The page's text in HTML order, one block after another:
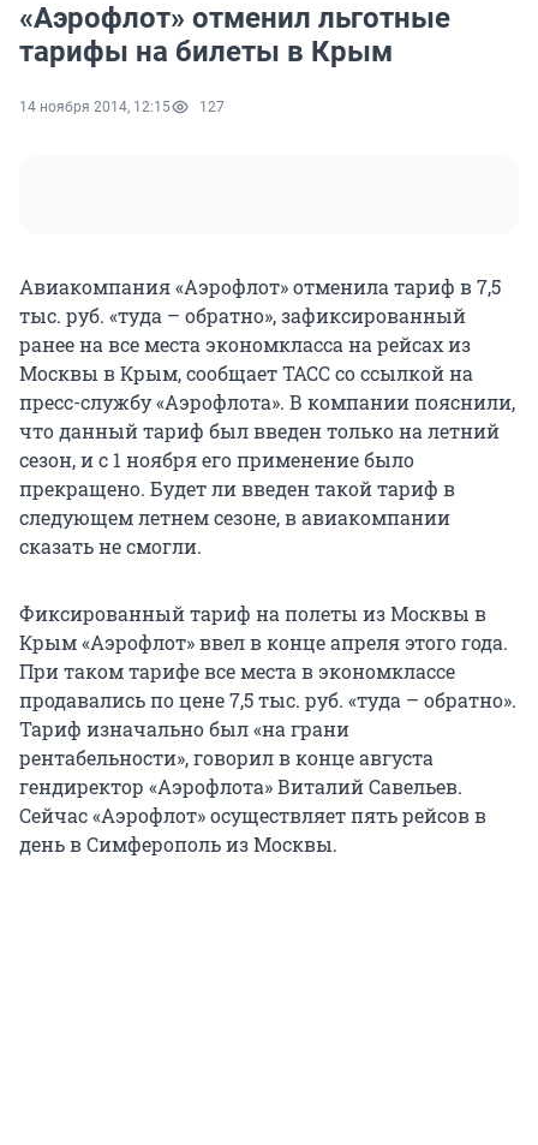
«Аэрофлот» отменил льготные
тарифы на билеты в Крым
14 ноября 2014, 12:15 127
Авиакомпания «Аэрофлот» отменила тариф в 7,5
тыс. руб. «туда – обратно», зафиксированный
ранее на все места экономкласса на рейсах из
Москвы в Крым, сообщает ТАСС со ссылкой на
пресс-службу «Аэрофлота». В компании пояснили,
что данный тариф был введен только на летний
сезон, и с 1 ноября его применение было
прекращено. Будет ли введен такой тариф в
следующем летнем сезоне, в авиакомпании
сказать не смогли.
Фиксированный тариф на полеты из Москвы в
Крым «Аэрофлот» ввел в конце апреля этого года.
При таком тарифе все места в экономклассе
продавались по цене 7,5 тыс. руб. «туда – обратно».
Тариф изначально был «на грани
рентабельности», говорил в конце августа
гендиректор «Аэрофлота» Виталий Савельев.
Сейчас «Аэрофлот» осуществляет пять рейсов в
день в Симферополь из Москвы.